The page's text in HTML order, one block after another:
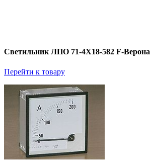
Светильник ЛПО 71-4Х18-582 F-Верона
Перейти к товару